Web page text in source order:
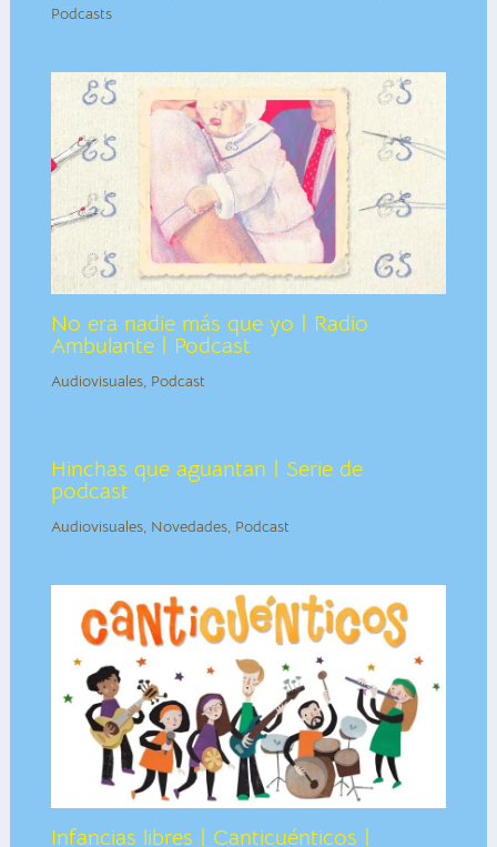
Podcasts
No era nadie más que yo | Radio
Ambulante | Podcast
Audiovisuales, Podcast
Hinchas que aguantan | Serie de
podcast
Audiovisuales, Novedades, Podcast
Infancias libres | Canticuénticos |